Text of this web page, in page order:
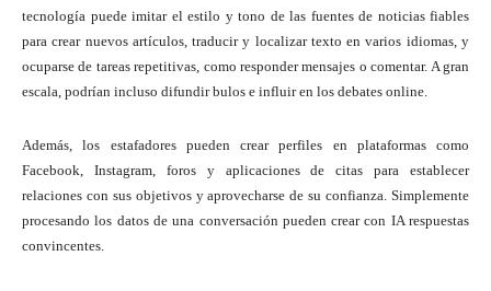
tecnología puede imitar el estilo y tono de las fuentes de noticias fiables
para crear nuevos artículos, traducir y localizar texto en varios idiomas, y
ocuparse de tareas repetitivas, como responder mensajes o comentar. A gran
escala, podrían incluso difundir bulos e influir en los debates online.
Además, los estafadores pueden crear perfiles en plataformas como
Facebook, Instagram, foros y aplicaciones de citas para establecer
relaciones con sus objetivos y aprovecharse de su confianza. Simplemente
procesando los datos de una conversación pueden crear con IA respuestas
convincentes.